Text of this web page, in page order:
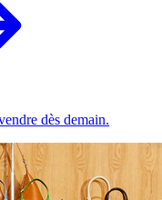
dès demain.